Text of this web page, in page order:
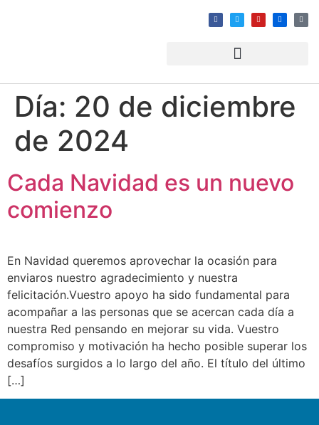
Día: 20 de diciembre
de 2024
Cada Navidad es un nuevo
comienzo
En Navidad queremos aprovechar la ocasión para
enviaros nuestro agradecimiento y nuestra
felicitación.Vuestro apoyo ha sido fundamental para
acompañar a las personas que se acercan cada día a
nuestra Red pensando en mejorar su vida. Vuestro
compromiso y motivación ha hecho posible superar los
desafíos surgidos a lo largo del año. El título del último
[…]